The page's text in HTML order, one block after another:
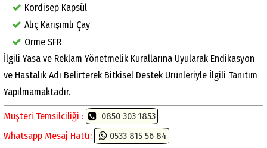
Kordisep Kapsül
Alıç Karışımlı Çay
Orme SFR
İlgili Yasa ve Reklam Yönetmelik Kurallarına Uyularak Endikasyon
ve Hastalık Adı Belirterek Bitkisel Destek Ürünleriyle İlgili Tanıtım
Yapılmamaktadır.
Müşteri Temsilciliği :
0850 303 1853
Whatsapp Mesaj Hattı:
0533 815 56 84